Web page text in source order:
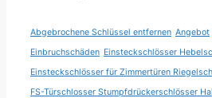
Abgebrochene Schlüssel entfernen Angebot
Einbruchschäden Einsteckschlösser
Einsteckschlösser für Zimmertüren
FS-Türschlosser Stumpfdrückerschlösser